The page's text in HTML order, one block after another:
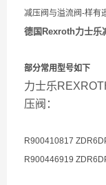
减压阀与溢流阀-样有
德国Rexroth力士乐
部分常用型号如下
力士乐
压阀：
R900410817
R900446919